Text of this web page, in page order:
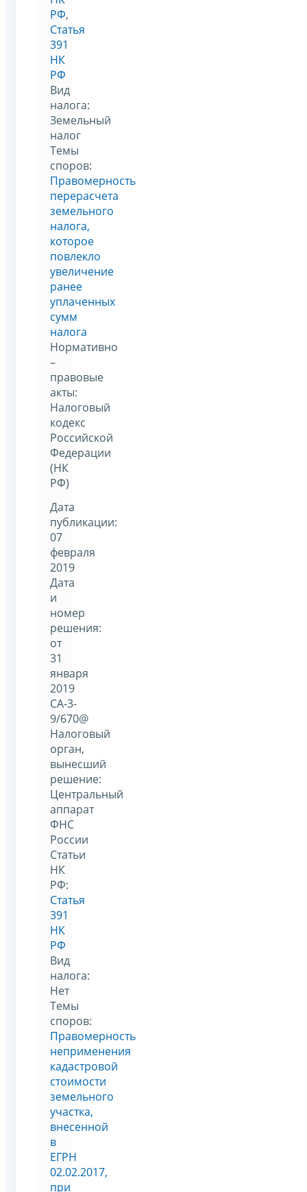
РФ,
Статья
391
НК
РФ
Вид
налога:
Земельный
налог
Темы
споров:
Правомерность
перерасчета
земельного
налога,
которое
повлекло
увеличение
ранее
уплаченных
сумм
налога
Нормативно
–
правовые
акты:
Налоговый
кодекс
Российской
Федерации
(НК
РФ)
Дата
публикации:
07
февраля
2019
Дата
и
номер
решения:
от
31
января
2019
СА-3-
9/670@
Налоговый
орган,
вынесший
решение:
Центральный
аппарат
ФНС
России
Статьи
НК
РФ:
Статья
391
НК
РФ
Вид
налога:
Нет
Темы
споров:
Правомерность
неприменения
кадастровой
стоимости
земельного
участка,
внесенной
в
ЕГРН
02.02.2017,
при